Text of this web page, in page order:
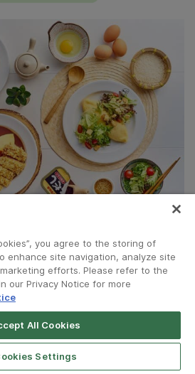
รูปภาพจาก : OMU
รื่องโอมุไรซ์และอาหารญี่ปุ่นสไตล์โฮม
เป็น
you agree to the storing of
enhance site navigation, analyze site
efforts. Please refer to the
our Privacy Notice for more
All Cookies
Settings